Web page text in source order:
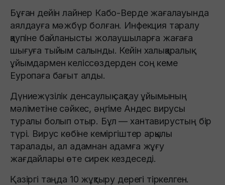
Бұған дейін лайнер Кабо-Верде жағалауында
аялдауға мәжбүр болған. Инфекция таралу
қаупіне байланысты жолаушыларға жағаға
шығуға тыйым салынды. Кейін халықаралық
ұйымдармен келіссөздерден соң кеме
Еуропаға бағыт алды.
Дүниежүзілік денсаулық сақтау ұйымының
мәліметіне сәйкес, әңгіме Андес вирусы
туралы болып отыр. Бұл — хантавирустың бір
түрі. Вирус көбіне кеміргіштер арқылы
таралады, ал адамнан адамға жұғу
жағдайлары өте сирек кездеседі.
Қазіргі таңда 10 жұқтыру дерегі тіркелген.